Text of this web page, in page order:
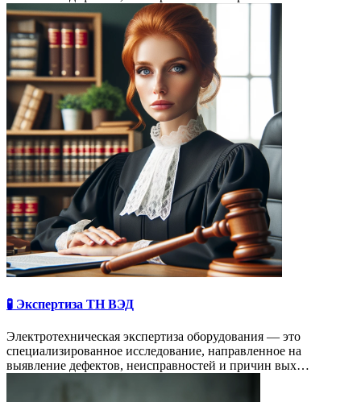
🧪 Экспертиза ТН ВЭД
Электротехническая экспертиза оборудования — это
специализированное исследование, направленное на
выявление дефектов, неисправностей и причин вых…